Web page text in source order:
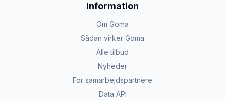
Information
Om Goma
Sådan virker Goma
Alle tilbud
Nyheder
For samarbejdspartnere
Data API